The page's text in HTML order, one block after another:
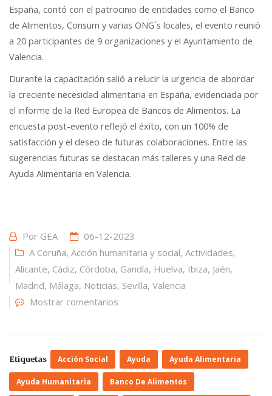
España, contó con el patrocinio de entidades como el Banco
de Alimentos, Consum y varias ONG´s locales, el evento reunió
a 20 participantes de 9 organizaciones y el Ayuntamiento de
Valencia.
Durante la capacitación salió a relucir la urgencia de abordar
la creciente necesidad alimentaria en España, evidenciada por
el informe de la Red Europea de Bancos de Alimentos. La
encuesta post-evento reflejó el éxito, con un 100% de
satisfacción y el deseo de futuras colaboraciones. Entre las
sugerencias futuras se destacan más talleres y una Red de
Ayuda Alimentaria en Valencia.
Por GEA
06-12-2023
A Coruña, Acción humanitaria y social, Actividades,
Alicante, Cádiz, Córdoba, Gandía, Huelva, Ibiza, Jaén,
Madrid, Málaga, Noticias, Sevilla, Valencia
Mostrar comentarios
Etiquetas Acción Social Ayuda Ayuda Alimentaria
Ayuda Humanitaria Banco De Alimentos